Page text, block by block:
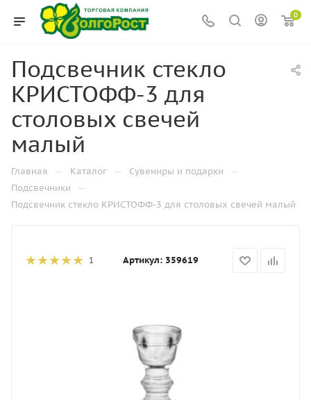
0
Подсвечник стекло
КРИСТОФФ-3 для
столовых свечей
малый
Главная — Каталог — Сувениры и подарки —
Подсвечники —
Подсвечник стекло КРИСТОФФ-3 для столовых свечей малый
1 Артикул: 359619